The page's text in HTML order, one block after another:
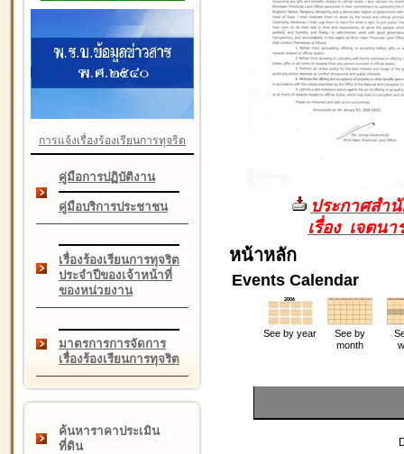
การแจ้งเรื่องร้องเรียนการทุจริต
คู่มือการปฏิบัติงาน
คู่มือบริการประชาชน
เรื่องร้องเรียนการทุจริต
ประจำปีของเจ้าหน้าที่
ของหน่วยงาน
มาตรการการจัดการ
เรื่องร้องเรียนการทุจริต
ค้นหาราคาประเมิน
ที่ดิน
ประกาศสำ
เรื่อง เจตน
หน้าหลัก
Events Calendar
See by year
See by
month